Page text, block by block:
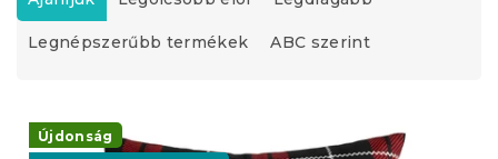
r
m
e
k
Legnépszerűbb termékek ABC szerint
Újdonság